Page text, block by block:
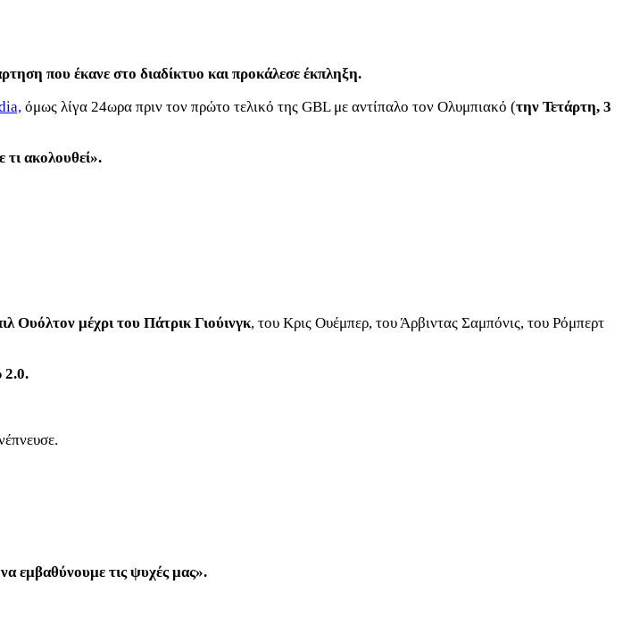
που έκανε στο διαδίκτυο και προκάλεσε έκπληξη.
όμως λίγα 24ωρα πριν τον πρώτο τελικό της GBL με αντίπαλο τον Ολυμπιακό (την Τετάρτη, 3
τι ακολουθεί».
Ουόλτον μέχρι του Πάτρικ Γιούινγκ, του Κρις Ουέμπερ, του Άρβιντας Σαμπόνις, του Ρόμπερτ
2.0.
εμβαθύνουμε τις ψυχές μας».